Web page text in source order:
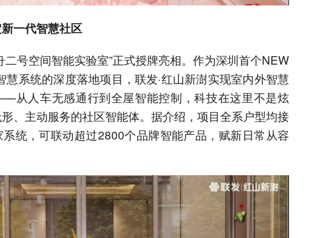
一代智慧社区
二号空间智能实验室”正式授牌亮相。作为深圳首个NEW
慧系统的深度落地项目，联发·红山新澍实现室内外智慧
从人车无感通行到全屋智能控制，科技在这里不是炫
、主动服务的社区智能体。据介绍，项目全系户型均接
系统，可联动超过2800个品牌智能产品，赋新日常从容